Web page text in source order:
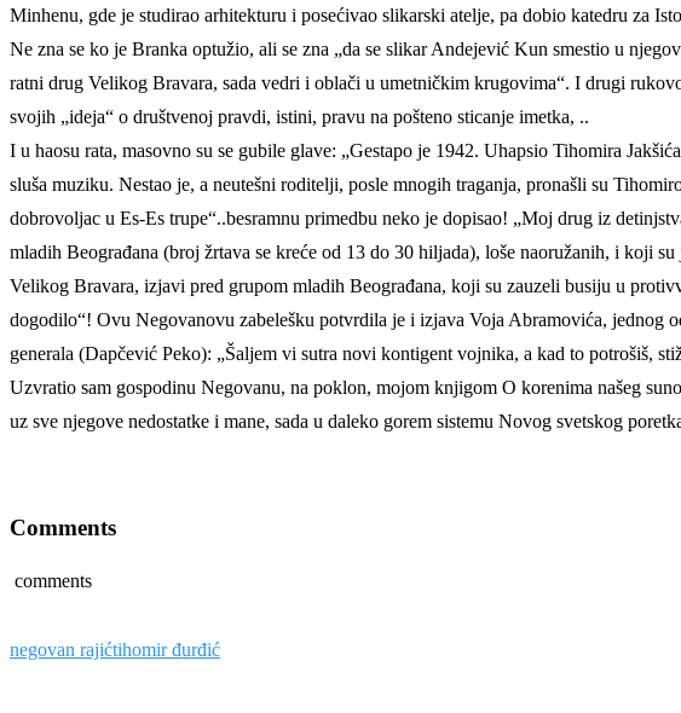
Minhenu, gde je studirao arhitekturu i posećivao slikarski atelje, pa dobio katedru za
Ne zna se ko je Branka optužio, ali se zna „da se slikar Andejević Kun smestio u
ratni drug Velikog Bravara, sada vedri i oblači u umetničkim krugovima“. I drugi
svojih „ideja“ o društvenoj pravdi, istini, pravu na pošteno sticanje imetka, ..
I u haosu rata, masovno su se gubile glave: „Gestapo je 1942. Uhapsio Tihomira
sluša muziku. Nestao je, a neutešni roditelji, posle mnogih traganja, pronašli su
dobrovoljac u Es-Es trupe“..besramnu primedbu neko je dopisao! „Moj drug iz
mladih Beograđana (broj žrtava se kreće od 13 do 30 hiljada), loše naoružanih, i koji
Velikog Bravara, izjavi pred grupom mladih Beograđana, koji su zauzeli busiju u
dogodilo“! Ovu Negovanovu zabelešku potvrdila je i izjava Voja Abramovića, jednog
generala (Dapčević Peko): „Šaljem vi sutra novi kontigent vojnika, a kad to potrošiš,
Uzvratio sam gospodinu Negovanu, na poklon, mojom knjigom O korenima našeg
uz sve njegove nedostatke i mane, sada u daleko gorem sistemu Novog svetskog
Comments
comments
negovan rajićtihomir đurđić